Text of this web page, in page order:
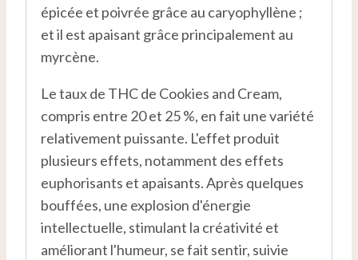
épicée et poivrée grâce au caryophyllène ;
et il est apaisant grâce principalement au
myrcène.
Le taux de THC de Cookies and Cream,
compris entre 20 et 25 %, en fait une variété
relativement puissante. L'effet produit
plusieurs effets, notamment des effets
euphorisants et apaisants. Après quelques
bouffées, une explosion d'énergie
intellectuelle, stimulant la créativité et
améliorant l'humeur, se fait sentir, suivie